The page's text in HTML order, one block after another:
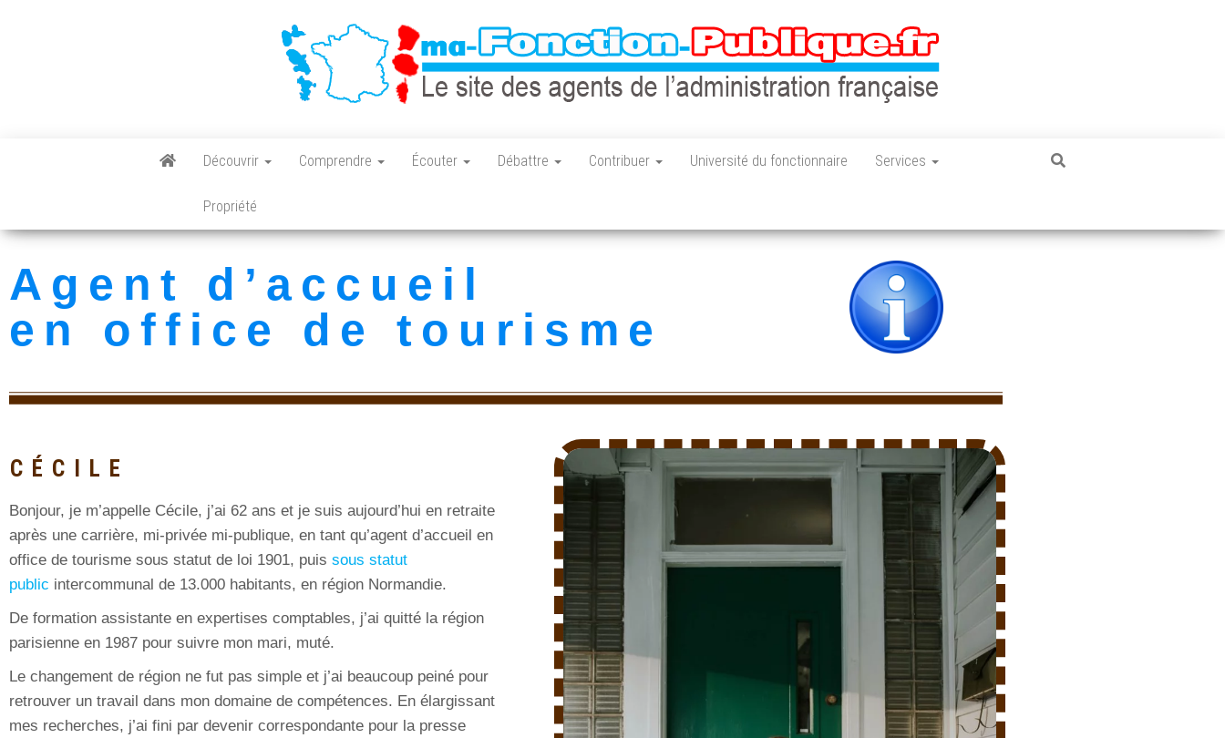
fonction-
l'administration
Découvrir Comprendre Écouter Débattre Contribuer Université du fonctionnaire Services
Propriété
Agent d’accueil
en office de tourisme
CÉCILE
Bonjour, je m’appelle Cécile, j’ai 62 ans et je suis aujourd’hui en retraite
après une carrière, mi-privée mi-publique, en tant qu’agent d’accueil en
office de tourisme sous statut de loi 1901, puis sous statut
public intercommunal de 13.000 habitants, en région Normandie.
De formation assistante en expertises comptables, j’ai quitté la région
parisienne en 1987 pour suivre mon mari, muté.
Le changement de région ne fut pas simple et j’ai beaucoup peiné pour
retrouver un travail dans mon domaine de compétences. En élargissant
mes recherches, j’ai fini par devenir correspondante pour la presse